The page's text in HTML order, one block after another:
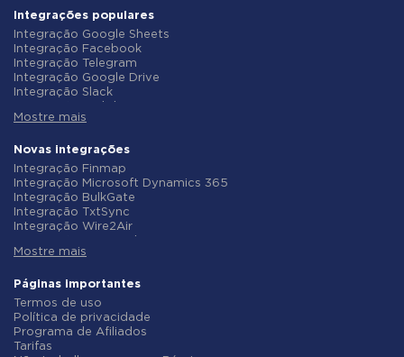
Integrações populares
Integração Google Sheets
Integração Facebook
Integração Telegram
Integração Google Drive
Integração Slack
Integração Gmail
Integração ClickUp
Integração Airtable
Integração Google Contacts
Integração OpenAI (ChatGPT)
Integração Instagram
Integração ActiveCampaign
Integração Typeform
Integração Salesforce CRM
Integração Notion
Integração AWeber
Integração Asana
Integração ZOHO CRM
Integração Webhooks
Mostre mais
Novas integrações
Integração Finmap
Integração Microsoft Dynamics 365
Integração BulkGate
Integração TxtSync
Integração Wire2Air
Integração Infobip
Integração AtomPark
Integração TXTImpact
Integração Campaign Monitor
Integração CM.com
Integração D7 Networks
Mostre mais
Páginas importantes
Termos de uso
Política de privacidade
Programa de Afiliados
Tarifas